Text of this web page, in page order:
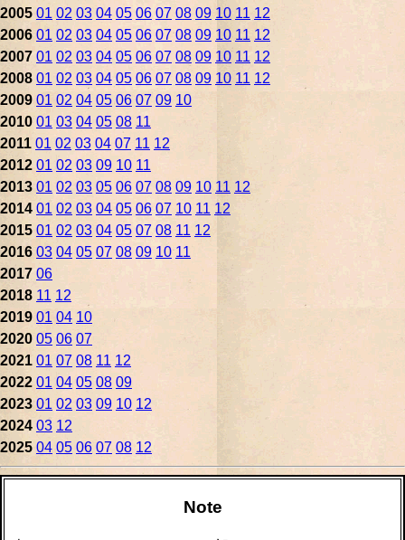
2005 01 02 03 04 05 06 07 08 09 10 11 12
2006 01 02 03 04 05 06 07 08 09 10 11 12
2007 01 02 03 04 05 06 07 08 09 10 11 12
2008 01 02 03 04 05 06 07 08 09 10 11 12
2009 01 02 04 05 06 07 09 10
2010 01 03 04 05 08 11
2011 01 02 03 04 07 11 12
2012 01 02 03 09 10 11
2013 01 02 03 05 06 07 08 09 10 11 12
2014 01 02 03 04 05 06 07 10 11 12
2015 01 02 03 04 05 07 08 11 12
2016 03 04 05 07 08 09 10 11
2017 06
2018 11 12
2019 01 04 10
2020 05 06 07
2021 01 07 08 11 12
2022 01 04 05 08 09
2023 01 02 03 09 10 12
2024 03 12
2025 04 05 06 07 08 12
Note